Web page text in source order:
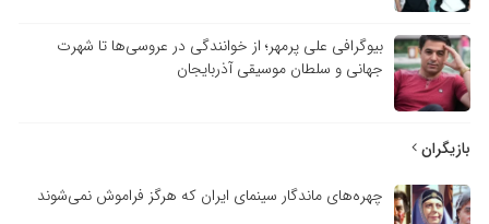
بیوگرافی علی پرمهر؛ از خوانندگی در عروسی‌ها تا شهرت
جهانی و سلطان موسیقی آذربایجان
بازیگران
چهره‌های ماندگار سینمای ایران که هرگز فراموش نمی‌شوند